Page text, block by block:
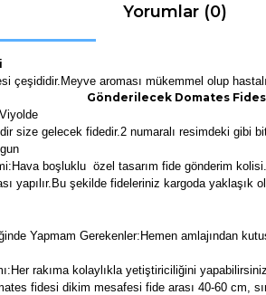
Yorumlar (0)
çeşididir.Meyve aroması mükemmel olup
Gönderilecek Domates
size gelecek fidedir.2 numaralı resimdeki gibi
boşluklu özel tasarım fide gönderim
yapılır.Bu şekilde fideleriniz kargoda yaklaşık
Yapmam Gerekenler:Hemen amlajından
rakıma kolaylıkla yetiştiriciliğini yapabilirsiniz.
fidesi dikim mesafesi fide arası 40-60 cm,